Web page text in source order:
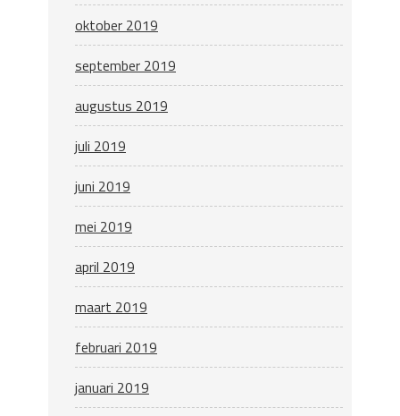
oktober 2019
september 2019
augustus 2019
juli 2019
juni 2019
mei 2019
april 2019
maart 2019
februari 2019
januari 2019